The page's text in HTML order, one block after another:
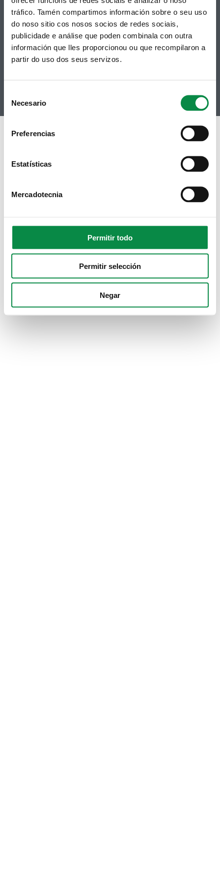
tráfico. Tamén compartimos información sobre o seu uso
do noso sitio cos nosos socios de redes sociais,
publicidade e análise que poden combinala con outra
información que lles proporcionou ou que recompilaron a
partir do uso dos seus servizos.
Selection
Necesario
Preferencias
Estatísticas
Mercadotecnia
Permitir todo
Permitir selección
Negar
Facebook
Twitter
Telegram
RSS
Política de privacidade
Aviso Legal
Accesibilidade
Contacto
Politicas de Cookies
Hemeroteca